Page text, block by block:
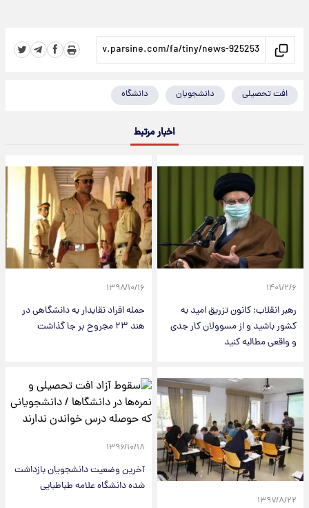
افت تحصیلی دانشجویان دانشگاه
اخبار مرتبط
۱۴۰۱/۲/۶
رهبر انقلاب: کانون تزریق امید به
کشور باشید و از مسوولان کار جدی
و واقعی مطالبه کنید
۱۳۹۸/۱۰/۱۶
حمله افراد نقابدار به دانشگاهی در
هند ۲۳ مجروح بر جا گذاشت
۱۳۹۷/۸/۲۲
۱۳۹۶/۱۰/۱۸
آخرین وضعیت دانشجویان بازداشت
شده دانشگاه علامه طباطبایی